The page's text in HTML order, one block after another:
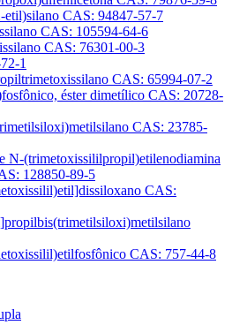
CAS: 94847-57-7
CAS: 105594-64-6
CAS: 76301-00-3
1
CAS: 65994-07-2
éster dimetílico CAS: 20728-
CAS: 23785-
N-(trimetoxissililpropil)etilenodiamina
128850-89-5
CAS:
CAS: 757-44-8